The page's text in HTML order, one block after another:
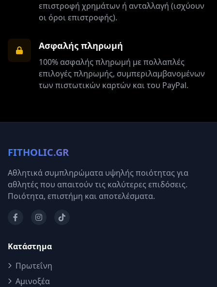
επιστροφή χρημάτων ή ανταλλαγή (ισχύουν
οι όροι επιστροφής).
Ασφαλής πληρωμή
100% ασφαλής πληρωμή με πολλαπλές
επιλογές πληρωμής, συμπεριλαμβανομένων
των πιστωτικών καρτών και του PayPal.
FITHOLIC.GR
Αθλητικά συμπληρώματα υψηλής ποιότητας για
αθλητές που απαιτούν τις καλύτερες επιδόσεις.
Ποιότητα, επιστήμη και αποτελέσματα.
Κατάστημα
Πρωτεΐνη
Αμινοξέα